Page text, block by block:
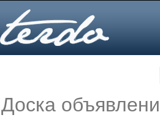
Доска